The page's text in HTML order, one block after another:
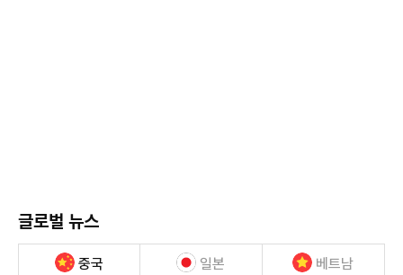
글로벌 뉴스
중국 일본 베트남